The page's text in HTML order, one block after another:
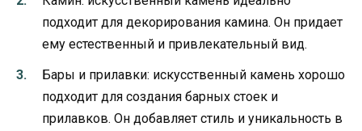
подходит для декорирования камина. Он придает
ему естественный и привлекательный вид.
Бары и прилавки: искусственный камень хорошо
подходит для создания барных стоек и
прилавков. Он добавляет стиль и уникальность в